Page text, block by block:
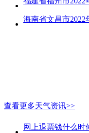
海南省文昌市2022
查看更多天气资讯>>
网上退票钱什么时